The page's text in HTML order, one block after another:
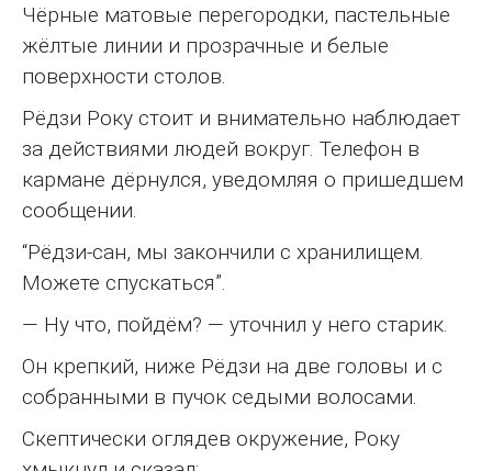
Чёрные матовые перегородки, пастельные
жёлтые линии и прозрачные и белые
поверхности столов.
Рёдзи Року стоит и внимательно наблюдает
за действиями людей вокруг. Телефон в
кармане дёрнулся, уведомляя о пришедшем
сообщении.
“Рёдзи-сан, мы закончили с хранилищем.
Можете спускаться”.
— Ну что, пойдём? — уточнил у него старик.
Он крепкий, ниже Рёдзи на две головы и с
собранными в пучок седыми волосами.
Скептически оглядев окружение, Року